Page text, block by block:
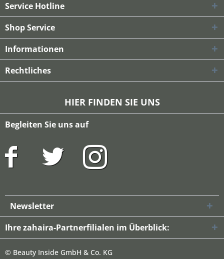
Service Hotline
Shop Service
Informationen
Rechtliches
HIER FINDEN SIE UNS
Begleiten Sie uns auf
Newsletter
Ihre zahaira-Partnerfilialen im Überblick:
© Beauty Inside GmbH & Co. KG